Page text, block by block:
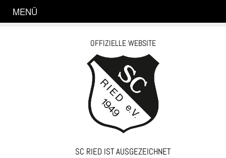
OFFIZIELLE WEBSITE
SC RIED IST AUSGEZEICHNET
MENÜ